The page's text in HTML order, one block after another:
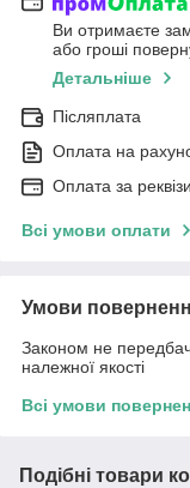
Ви отримаєте
або гроші
Детальніше
Післяплата
Оплата на
Оплата за
Всі умови оплати
Умови
Законом не
належної якості
Всі умови
Подібні товари